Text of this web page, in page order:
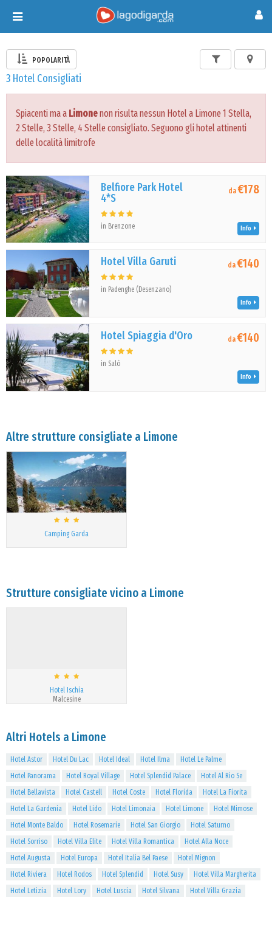
Toggle
navigation
POPOLARITÀ
3 Hotel Consigliati
Spiacenti ma a Limonenon risulta nessun Hotel a Limone 1 Stella,
2 Stelle, 3 Stelle, 4 Stelle consigliato. Seguono gli hotel attinenti
delle località limitrofe
Belfiore Park Hotel
4*S
in Brenzone
da€178
Info
Hotel Villa Garuti
in Padenghe (Desenzano)
da€140
Info
Hotel Spiaggia d'Oro
in Salò
da€140
Info
Altre strutture consigliate a Limone
Camping Garda
Strutture consigliate vicino a Limone
Hotel Ischia
Malcesine
Altri Hotels a Limone
Hotel Astor Hotel Du Lac Hotel Ideal Hotel Ilma
Hotel Le Palme
Hotel Panorama
Hotel Royal Village Hotel Splendid Palace
Hotel Al Rio Se
Hotel Bellavista
Hotel Castell Hotel Coste Hotel Florida
Hotel La Fiorita
Hotel La Gardenia
Hotel Lido Hotel Limonaia Hotel Limone
Hotel Mimose
Hotel Monte Baldo
Hotel Rosemarie Hotel San Giorgio
Hotel Saturno
Hotel Sorriso
Hotel Villa Elite Hotel Villa Romantica
Hotel Alla Noce
Hotel Augusta
Hotel Europa Hotel Italia Bel Paese
Hotel Mignon
Hotel Riviera
Hotel Rodos Hotel Splendid Hotel Susy
Hotel Villa Margherita
Hotel Letizia
Hotel Lory Hotel Luscia Hotel Silvana Hotel Villa Grazia